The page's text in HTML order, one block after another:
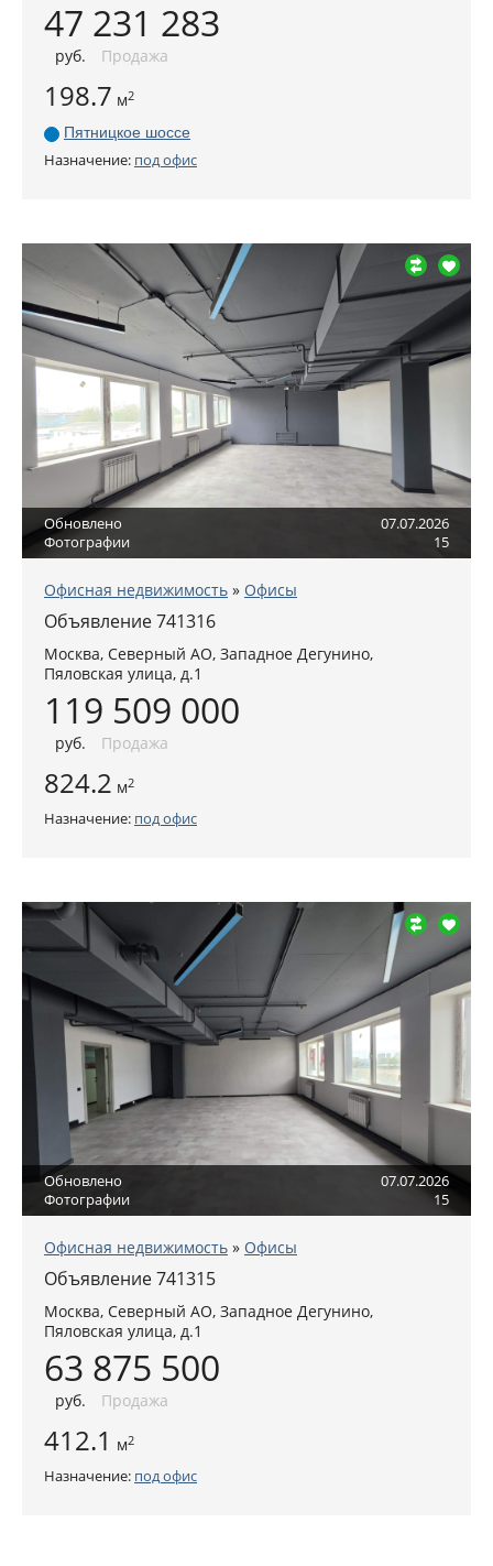
47 231 283
руб. Продажа
198.7 м2
Пятницкое шоссе
Назначение: под офис
Обновлено
07.07.2026
Фотографии
15
Офисная недвижимость » Офисы
Объявление 741316
Москва, Северный АО, Западное Дегунино,
Пяловская улица, д.1
119 509 000
руб. Продажа
824.2 м2
Назначение: под офис
Обновлено
07.07.2026
Фотографии
15
Офисная недвижимость » Офисы
Объявление 741315
Москва, Северный АО, Западное Дегунино,
Пяловская улица, д.1
63 875 500
руб. Продажа
412.1 м2
Назначение: под офис